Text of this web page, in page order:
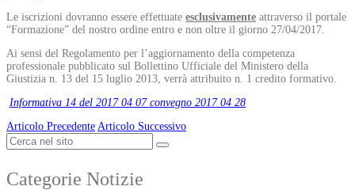
Le iscrizioni dovranno essere effettuate esclusivamente attraverso il portale
“Formazione” del nostro ordine entro e non oltre il giorno 27/04/2017.
Ai sensi del Regolamento per l’aggiornamento della competenza
professionale pubblicato sul Bollettino Ufficiale del Ministero della
Giustizia n. 13 del 15 luglio 2013, verrà attribuito n. 1 credito formativo.
Informativa 14 del 2017 04 07 convegno 2017 04 28
Articolo Precedente Articolo Successivo
Categorie Notizie